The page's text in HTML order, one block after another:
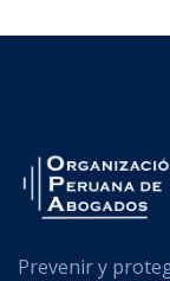
Prevenir y